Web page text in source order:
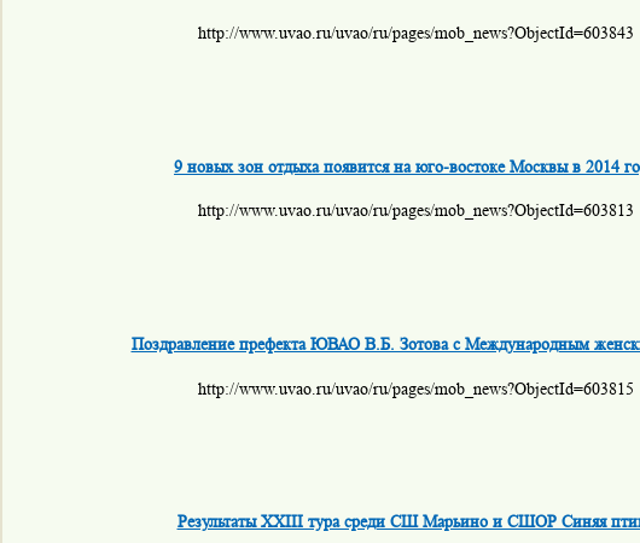
http://www.uvao.ru/uvao/ru/pages/mob_news?ObjectId=603843
9 новых зон отдыха появится на юго-востоке Москвы в 2014
http://www.uvao.ru/uvao/ru/pages/mob_news?ObjectId=603813
Поздравление префекта ЮВАО В.Б. Зотова с Международным
http://www.uvao.ru/uvao/ru/pages/mob_news?ObjectId=603815
Результаты XXIII тура среди СШ Марьино и СШОР Синяя